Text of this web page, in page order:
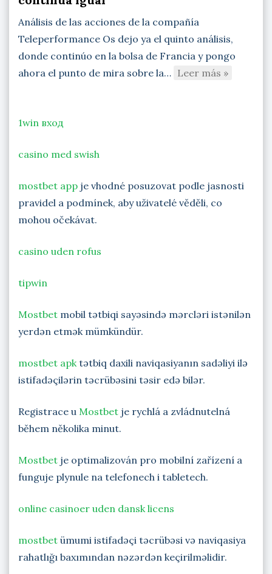
Análisis de las acciones de la compañía
Teleperformance Os dejo ya el quinto análisis,
donde continúo en la bolsa de Francia y pongo
ahora el punto de mira sobre la… Leer más »
1win вход
casino med swish
mostbet app je vhodné posuzovat podle jasnosti
pravidel a podmínek, aby uživatelé věděli, co
mohou očekávat.
casino uden rofus
tipwin
Mostbet mobil tətbiqi sayəsində mərcləri istənilən
yerdən etmək mümkündür.
mostbet apktətbiq daxili naviqasiyanın sadəliyi ilə
istifadəçilərin təcrübəsini təsir edə bilər.
Registrace u Mostbet je rychlá a zvládnutelná
během několika minut.
Mostbet je optimalizován pro mobilní zařízení a
funguje plynule na telefonech i tabletech.
online casinoer uden dansk licens
mostbet ümumi istifadəçi təcrübəsi və naviqasiya
rahatlığı baxımından nəzərdən keçirilməlidir.